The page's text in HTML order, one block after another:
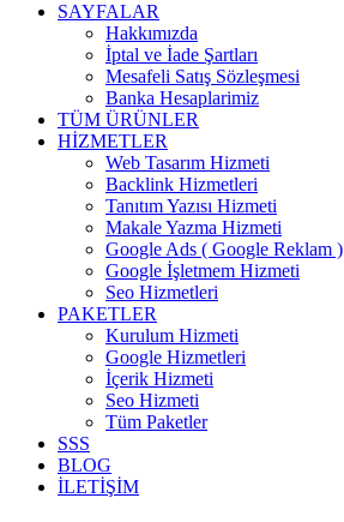
SAYFALAR
Hakkımızda
İptal ve İade Şartları
Mesafeli Satış Sözleşmesi
Banka Hesaplarimiz
TÜM ÜRÜNLER
HİZMETLER
Web Tasarım Hizmeti
Backlink Hizmetleri
Tanıtım Yazısı Hizmeti
Makale Yazma Hizmeti
Google Ads ( Google Reklam )
Google İşletmem Hizmeti
Seo Hizmetleri
PAKETLER
Kurulum Hizmeti
Google Hizmetleri
İçerik Hizmeti
Seo Hizmeti
Tüm Paketler
SSS
BLOG
İLETİŞİM